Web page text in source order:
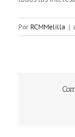
Por RCMMelilla |